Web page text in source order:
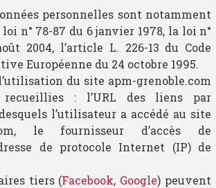
personnelles sont notamment
n° 78-87 du 6 janvier 1978, la loi n°
2004, l’article L. 226-13 du Code
Européenne du 24 octobre 1995.
du site apm-grenoble.com
recueillies : l’URL des liens par
l’utilisateur a accédé au site
le fournisseur d’accès de
de protocole Internet (IP) de
tiers (Facebook, Google) peuvent